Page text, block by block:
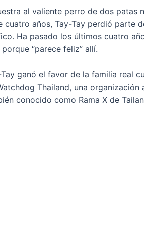
al valiente perro de dos patas
cuatro años, Tay-Tay perdió parte
Ha pasado los últimos cuatro
“parece feliz” allí.
Tay ganó el favor de la familia real
Thailand, una
conocido como Rama X de